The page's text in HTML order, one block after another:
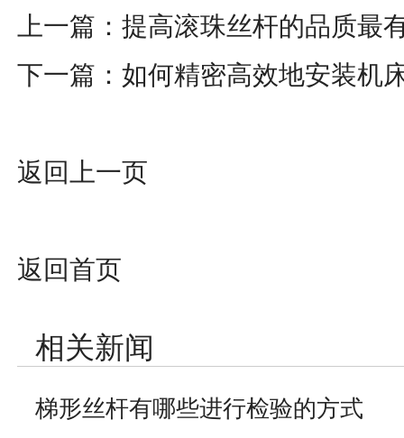
上一篇： 提高滚珠丝杆的品质最
下一篇： 如何精密高效地安装机
返回上一页
返回首页
相关新闻
梯形丝杆有哪些进行检验的方式